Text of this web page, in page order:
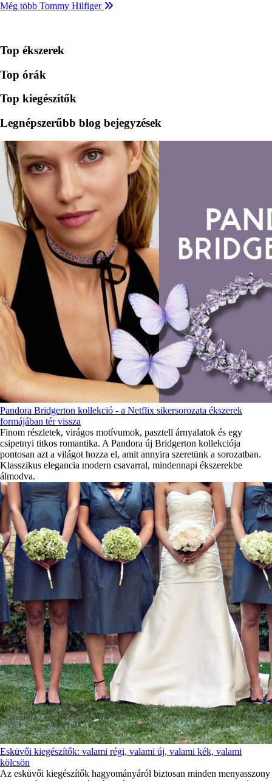
Még több Tommy Hilfiger
Top ékszerek
Top órák
Top kiegészítők
Legnépszerűbb blog bejegyzések
Pandora Bridgerton kollekció - a Netflix sikersorozata ékszerek
formájában tér vissza
Finom részletek, virágos motívumok, pasztell árnyalatok és egy
csipetnyi titkos romantika. A Pandora új Bridgerton kollekciója
pontosan azt a világot hozza el, amit annyira szeretünk a sorozatban.
Klasszikus elegancia modern csavarral, mindennapi ékszerekbe
álmodva.
Esküvői kiegészítők: valami régi, valami új, valami kék, valami
kölcsön
Az esküvői kiegészítők hagyományáról biztosan minden menyasszony